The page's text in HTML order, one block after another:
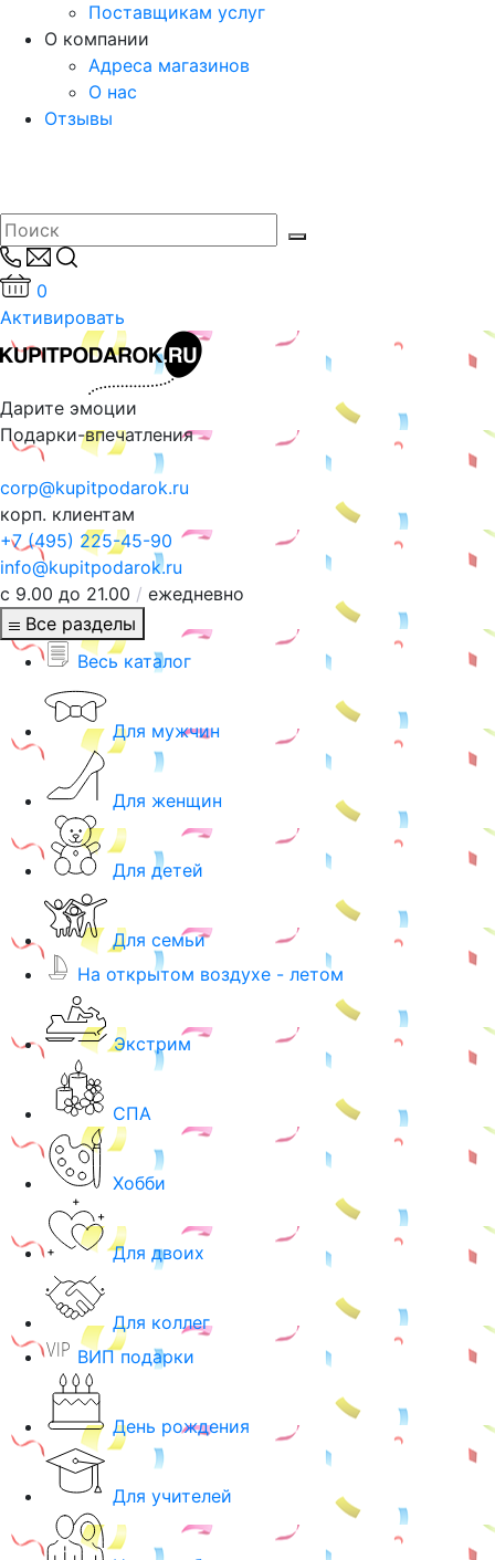
Поставщикам услуг
О компании
Адреса магазинов
О нас
Отзывы
0
Активировать
Дарите эмоции
Подарки-впечатления
corp@kupitpodarok.ru
корп. клиентам
+7 (495) 225-45-90
info@kupitpodarok.ru
с 9.00 до 21.00 / ежедневно
Все разделы
Весь каталог
Для мужчин
Для женщин
Для детей
Для семьи
На открытом воздухе - летом
Экстрим
СПА
Хобби
Для двоих
Для коллег
ВИП подарки
День рождения
Для учителей